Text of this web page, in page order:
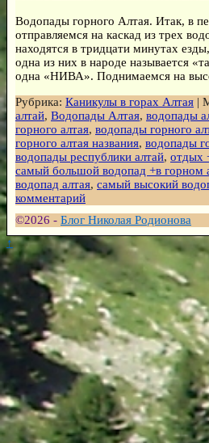
Водопады горного Алтая. Итак, в
отправляемся на каскад из трех
находятся в тридцати минутах
одна из них в народе называется
одна «НИВА». Поднимаемся на
Рубрика: Каникулы в горах Алтая |
алтай, Водопады Алтая, водопады
горного алтая, водопады горного
горного алтая названия, водопады
водопады республики алтай, отдых
самый большой водопад +в горном
водопад алтая, самый высокий
комментарий
©2026 - Блог Николая Родионова
↑